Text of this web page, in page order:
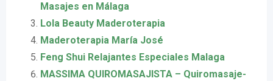
Masajes en Málaga
Lola Beauty Maderoterapia
Maderoterapia María José
Feng Shui Relajantes Especiales Malaga
MASSIMA QUIROMASAJISTA – Quiromasaje-